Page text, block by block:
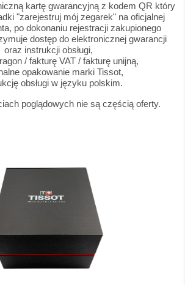
kartę gwarancyjną z kodem QR który
"zarejestruj mój zegarek" na oficjalnej
po dokonaniu rejestracji zakupionego
dostęp do elektronicznej gwarancji
oraz instrukcji obsługi,
/ fakturę VAT / fakturę unijną,
opakowanie marki Tissot,
obsługi w języku polskim.
poglądowych nie są częścią oferty.